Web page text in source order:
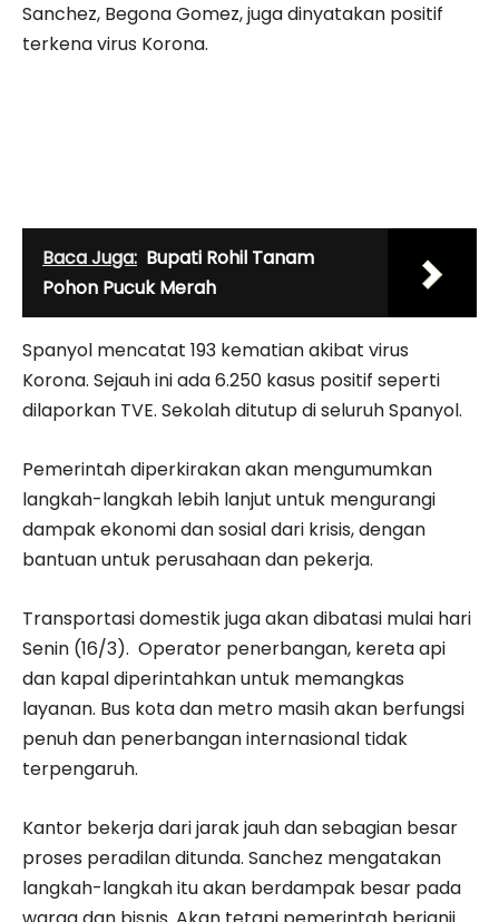
Sanchez, Begona Gomez, juga dinyatakan positif
terkena virus Korona.
Baca Juga: Bupati Rohil Tanam
Pohon Pucuk Merah
Spanyol mencatat 193 kematian akibat virus
Korona. Sejauh ini ada 6.250 kasus positif seperti
dilaporkan TVE. Sekolah ditutup di seluruh Spanyol.
Pemerintah diperkirakan akan mengumumkan
langkah-langkah lebih lanjut untuk mengurangi
dampak ekonomi dan sosial dari krisis, dengan
bantuan untuk perusahaan dan pekerja.
Transportasi domestik juga akan dibatasi mulai hari
Senin (16/3). Operator penerbangan, kereta api
dan kapal diperintahkan untuk memangkas
layanan. Bus kota dan metro masih akan berfungsi
penuh dan penerbangan internasional tidak
terpengaruh.
Kantor bekerja dari jarak jauh dan sebagian besar
proses peradilan ditunda. Sanchez mengatakan
langkah-langkah itu akan berdampak besar pada